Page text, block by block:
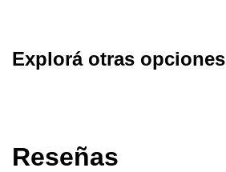
Explorá otras opciones
Reseñas